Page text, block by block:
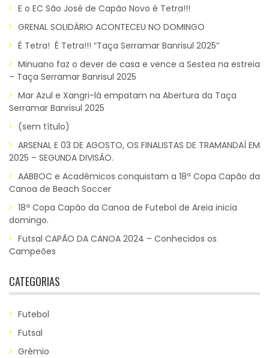
E o EC São José de Capão Novo é Tetra!!!
GRENAL SOLIDÁRIO ACONTECEU NO DOMINGO
É Tetra! É Tetra!!! “Taça Serramar Banrisul 2025”
Minuano faz o dever de casa e vence a Sestea na estreia
– Taça Serramar Banrisul 2025
Mar Azul e Xangri-lá empatam na Abertura da Taça
Serramar Banrisul 2025
(sem título)
ARSENAL E 03 DE AGOSTO, OS FINALISTAS DE TRAMANDAÍ EM
2025 – SEGUNDA DIVISÃO.
AABBOC e Acadêmicos conquistam a 18ª Copa Capão da
Canoa de Beach Soccer
18ª Copa Capão da Canoa de Futebol de Areia inicia
domingo.
Futsal CAPÃO DA CANOA 2024 – Conhecidos os
Campeões
CATEGORIAS
Futebol
Futsal
Grêmio